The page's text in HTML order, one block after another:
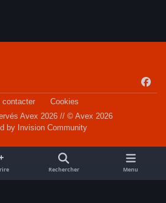
a
o
k
contacter
Cookies
Avex 2026 // © Avex 2026
by Invision Community
Rechercher Menu